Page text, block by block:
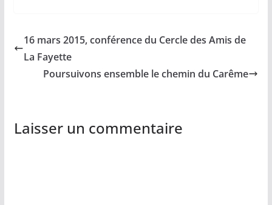
16 mars 2015, conférence du Cercle des Amis de
La Fayette
Poursuivons ensemble le chemin du Carême
Laisser un commentaire